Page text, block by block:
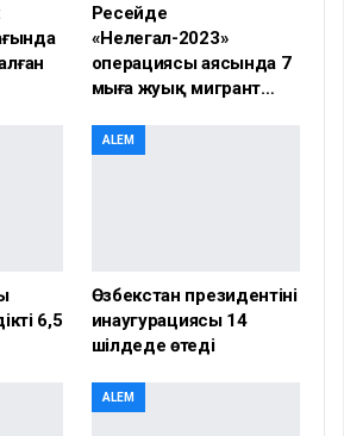
Ресейде
«Нелегал-2023»
операциясы аясында 7
мыңға жуық мигрант…
6,5
ALEM
Өзбекстан президентінің
инаугурациясы 14
шілдеде өтеді
ALEM